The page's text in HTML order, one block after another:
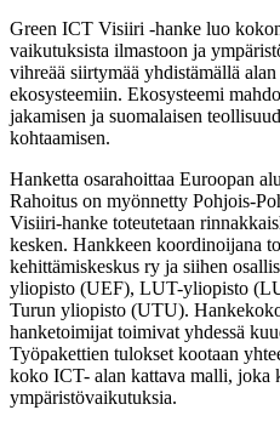
Green ICT Visiiri -hanke luo
vaikutuksista ilmastoon ja
vihreää siirtymää yhdistämällä
ekosysteemiin. Ekosysteemi
jakamisen ja suomalaisen
kohtaamisen.
Hanketta osarahoittaa Euroopan
Rahoitus on myönnetty Pohjois-
Visiiri-hanke toteutetaan
kesken. Hankkeen koordinoijana
kehittämiskeskus ry ja siihen
yliopisto (UEF), LUT-yliopisto
Turun yliopisto (UTU).
hanketoimijat toimivat yhdessä
Työpakettien tulokset kootaan
koko ICT- alan kattava malli, joka
ympäristövaikutuksia.